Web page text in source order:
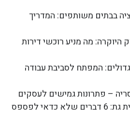
בבתים משותפים: המדריך
היוקרה: מה מניע רוכשי דירות
המפתח לסביבת עבודה
– פתרונות גמישים לעסקים
לפספס